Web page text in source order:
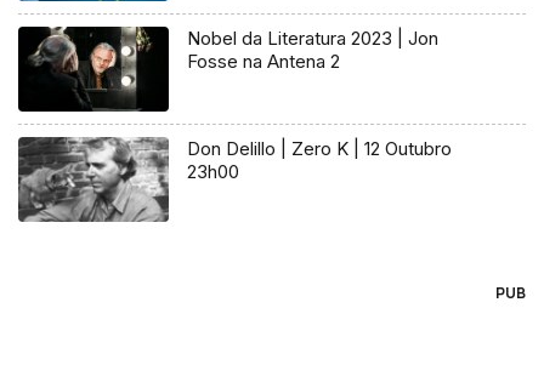
Nobel da Literatura 2023 | Jon
Fosse na Antena 2
Don Delillo | Zero K | 12 Outubro
23h00
PUB